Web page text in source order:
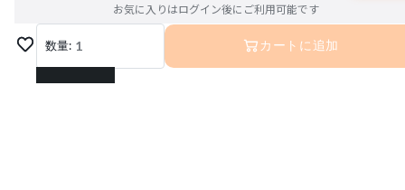
お気に入りはログイン後にご利用可能です
数量: 1
1
カートに追加